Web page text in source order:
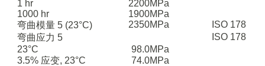
1 hr
2200MPa
1000 hr
1900MPa
弯曲模量 5 (23°C) 2350MPa
ISO 178
弯曲应力 5
ISO 178
23°C
98.0MPa
3.5% 应变, 23°C
74.0MPa